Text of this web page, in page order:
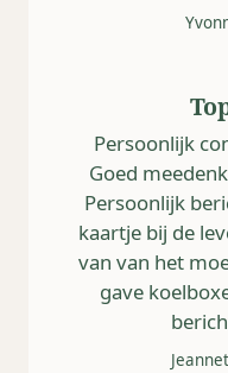
Persoonlijk
Goed
Persoonlijk
kaartje bij de
van van het
gave